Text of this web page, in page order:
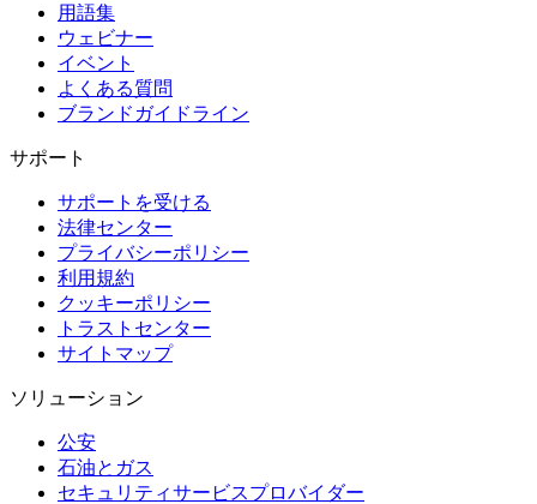
用語集
ウェビナー
イベント
よくある質問
ブランドガイドライン
サポート
サポートを受ける
法律センター
プライバシーポリシー
利用規約
クッキーポリシー
トラストセンター
サイトマップ
ソリューション
公安
石油とガス
セキュリティサービスプロバイダー